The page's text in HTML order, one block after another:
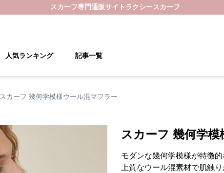
スカーフ専門通販サイト ラクシースカーフ
人気ランキング 記事一覧
スカーフ 幾何学模様ウール混マフラー
スカーフ 幾何学
モダンな幾何学模様が特徴
上質なウール混素材で肌触